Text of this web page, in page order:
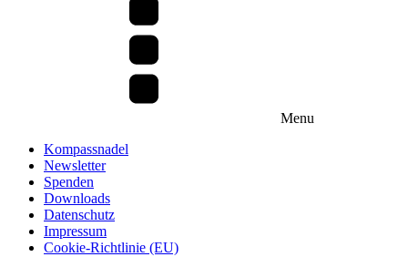
Menu
Kompassnadel
Newsletter
Spenden
Downloads
Datenschutz
Impressum
Cookie-Richtlinie (EU)